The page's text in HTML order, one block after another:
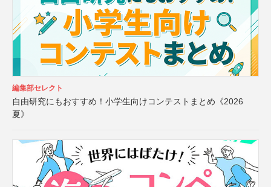
編集部セレクト
自由研究にもおすすめ！小学生向けコンテストまとめ《2026
夏》